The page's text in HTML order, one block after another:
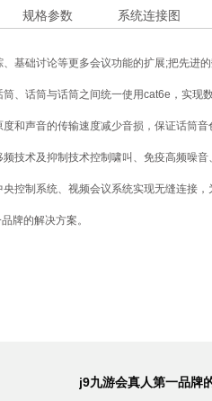
规格参数 系统连接图
基础讨论等更多会议功能的扩展;把先进
、话筒与话筒之间统一使用cat6e，实现
和声音的传输速度减少音损，保证话筒音
技术及抑制技术控制啸叫、免疫高频噪
控制系统、视频会议系统实现无缝连接
牌的解决方案。
j9九游会真人第一品牌